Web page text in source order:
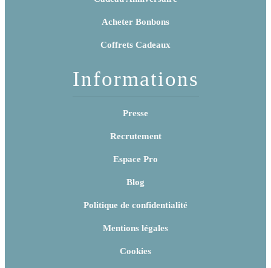
Acheter Bonbons
Coffrets Cadeaux
Informations
Presse
Recrutement
Espace Pro
Blog
Politique de confidentialité
Mentions légales
Cookies